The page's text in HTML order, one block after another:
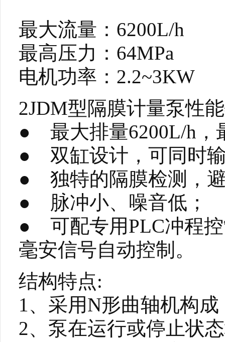
最大流量：6200L/h
最高压力：64MPa
电机功率：2.2~3KW
2JDM型隔膜计量泵性
● 最大排量6200L/h，
● 双缸设计，可同时
● 独特的隔膜检测，
● 脉冲小、噪音低；
● 可配专用PLC冲程控
毫安信号自动控制。
结构特点:
1、采用N形曲轴机构成
2、泵在运行或停止状